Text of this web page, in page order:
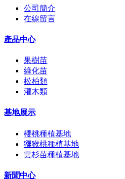
公司簡介
在線留言
產品中心
果樹苗
綠化苗
松柏類
灌木類
基地展示
櫻桃種植基地
獼猴桃種植基地
雲杉苗種植基地
新聞中心